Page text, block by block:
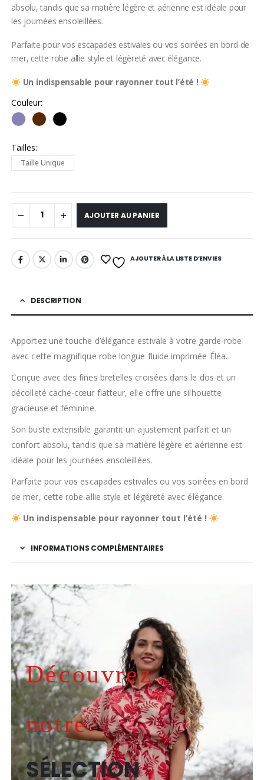
absolu, tandis que sa matière légère et aérienne est idéale pour
les journées ensoleillées.
Parfaite pour vos escapades estivales ou vos soirées en bord de
mer, cette robe allie style et légèreté avec élégance.
Un indispensable pour rayonner tout l’été !
Couleur
Tailles
Taille Unique
AJOUTER AU PANIER
AJOUTER À LA LISTE D’ENVIES
DESCRIPTION
Apportez une touche d’élégance estivale à votre garde-robe
avec cette magnifique robe longue fluide imprimée Éléa.
Conçue avec des fines bretelles croisées dans le dos et un
décolleté cache-cœur flatteur, elle offre une silhouette
gracieuse et féminine.
Son buste extensible garantit un ajustement parfait et un
confort absolu, tandis que sa matière légère et aérienne est
idéale pour les journées ensoleillées.
Parfaite pour vos escapades estivales ou vos soirées en bord
de mer, cette robe allie style et légèreté avec élégance.
Un indispensable pour rayonner tout l’été !
INFORMATIONS COMPLÉMENTAIRES
Découvrez
notre
SÉLECTION